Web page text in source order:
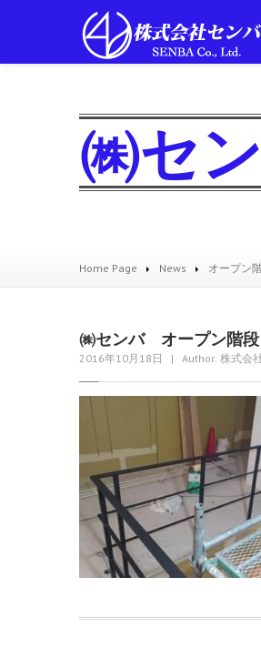
㈱セ
Home Page News オープン
㈱センバ オープン階段
2016年10月18日 | Author: 株式会